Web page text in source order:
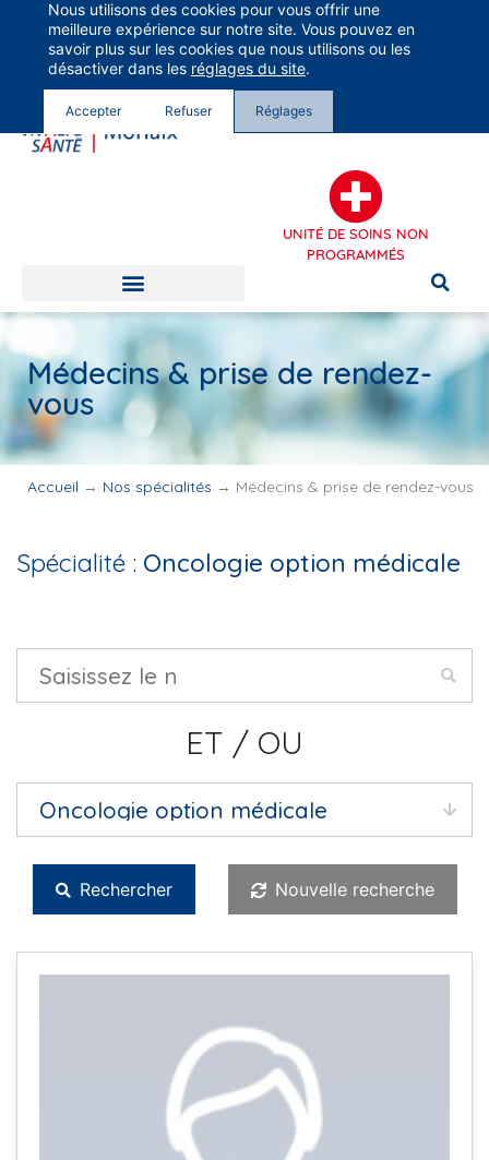
Groupe Vivalto Santé
Entre nous, la vie
UNITÉ DE SOINS NON
PROGRAMMÉS
Médecins & prise de rendez-
vous
Accueil → Nos spécialités → Médecins & prise de rendez-vous
Spécialité : Oncologie option médicale
ET / OU
Rechercher Nouvelle recherche
Nous utilisons des cookies pour vous offrir une
meilleure expérience sur notre site. Vous pouvez en
savoir plus sur les cookies que nous utilisons ou les
désactiver dans les réglages du site.
Accepter Refuser Réglages